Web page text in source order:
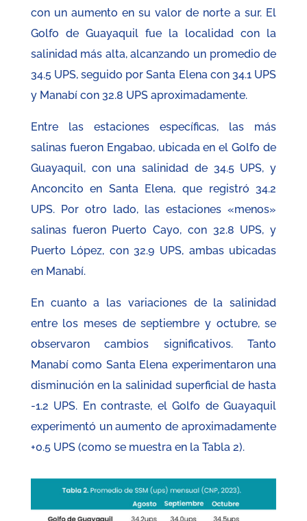
con un aumento en su valor de norte a sur. El
Golfo de Guayaquil fue la localidad con la
salinidad más alta, alcanzando un promedio de
34.5 UPS, seguido por Santa Elena con 34.1 UPS
y Manabí con 32.8 UPS aproximadamente.
Entre las estaciones específicas, las más
salinas fueron Engabao, ubicada en el Golfo de
Guayaquil, con una salinidad de 34.5 UPS, y
Anconcito en Santa Elena, que registró 34.2
UPS. Por otro lado, las estaciones «menos»
salinas fueron Puerto Cayo, con 32.8 UPS, y
Puerto López, con 32.9 UPS, ambas ubicadas
en Manabí.
En cuanto a las variaciones de la salinidad
entre los meses de septiembre y octubre, se
observaron cambios significativos. Tanto
Manabí como Santa Elena experimentaron una
disminución en la salinidad superficial de hasta
-1.2 UPS. En contraste, el Golfo de Guayaquil
experimentó un aumento de aproximadamente
+0.5 UPS (como se muestra en la Tabla 2).